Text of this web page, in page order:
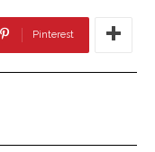
Pinterest